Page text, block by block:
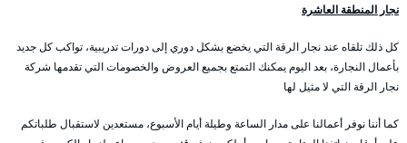
نجار المنطقة العاشرة
كل ذلك تلقاه عند نجار الرقة التي يخضع بشكل دوري إلى دورات تدريبية، تواكب كل جديد
بأعمال النجارة، بعد اليوم يمكنك التمتع بجميع العروض والخصومات التي تقدمها شركة
نجار الرقة التي لا مثيل لها
كما أننا نوفر أعمالنا على مدار الساعة وطيلة أيام الأسبوع، مستعدين لاستقبال طلباتكم